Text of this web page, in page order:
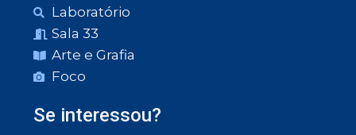
Laboratório
Sala 33
Arte e Grafia
Foco
Se interessou?